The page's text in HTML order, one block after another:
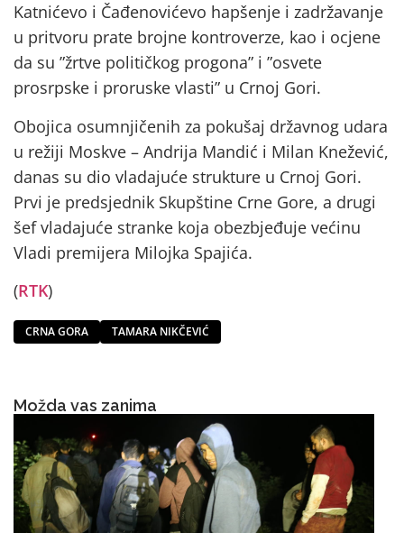
Katnićevo i Čađenovićevo hapšenje i zadržavanje
u pritvoru prate brojne kontroverze, kao i ocjene
da su ”žrtve političkog progona” i ”osvete
prosrpske i proruske vlasti” u Crnoj Gori.
Obojica osumnjičenih za pokušaj državnog udara
u režiji Moskve – Andrija Mandić i Milan Knežević,
danas su dio vladajuće strukture u Crnoj Gori.
Prvi je predsjednik Skupštine Crne Gore, a drugi
šef vladajuće stranke koja obezbjeđuje većinu
Vladi premijera Milojka Spajića.
(RTK)
CRNA GORA TAMARA NIKČEVIĆ
Možda vas zanima